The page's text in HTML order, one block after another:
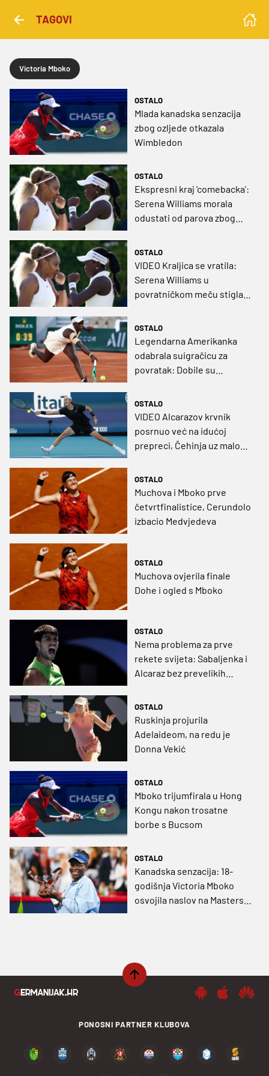
TAGOVI
Victoria Mboko
OSTALO
Mlada kanadska senzacija
zbog ozljede otkazala
Wimbledon
OSTALO
Ekspresni kraj 'comebacka':
Serena Williams morala
odustati od parova zbog
OSTALO
VIDEO Kraljica se vratila:
Serena Williams u
povratničkom meču stigla
OSTALO
Legendarna Amerikanka
odabrala suigračicu za
povratak: Dobile su
parovima
OSTALO
VIDEO Alcarazov krvnik
posrnuo već na idućoj
prepreci, Čehinja uz malo
OSTALO
Muchova i Mboko prve
četvrtfinalistice, Cerundolo
izbacio Medvjedeva
OSTALO
Muchova ovjerila finale
Dohe i ogled s Mboko
OSTALO
Nema problema za prve
rekete svijeta: Sabaljenka i
Alcaraz bez prevelikih
OSTALO
Ruskinja projurila
Adelaideom, na redu je
Donna Vekić
OSTALO
Mboko trijumfirala u Hong
Kongu nakon trosatne
borbe s Bucsom
OSTALO
Kanadska senzacija: 18-
godišnja Victoria Mboko
osvojila naslov na Mastersu
PONOSNI PARTNER KLUBOVA